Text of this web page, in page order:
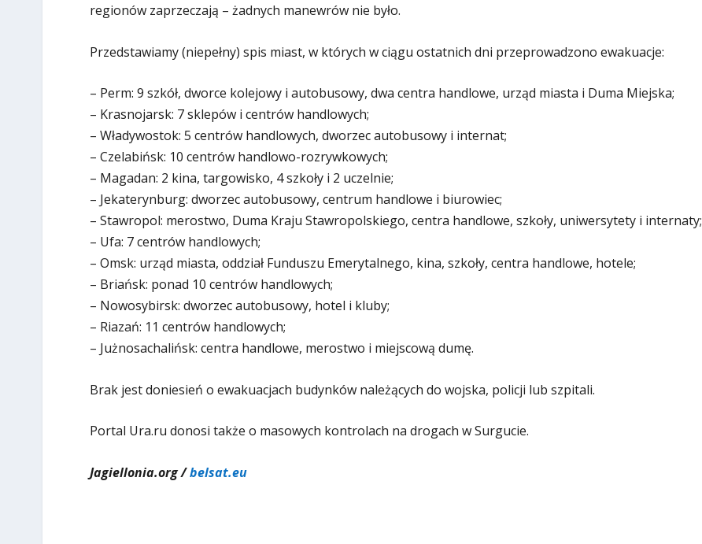
regionów zaprzeczają – żadnych manewrów nie było.
Przedstawiamy (niepełny) spis miast, w których w ciągu ostatnich dni przeprowadzono ewakuacje:
– Perm: 9 szkół, dworce kolejowy i autobusowy, dwa centra handlowe, urząd miasta i Duma Miejska;
– Krasnojarsk: 7 sklepów i centrów handlowych;
– Władywostok: 5 centrów handlowych, dworzec autobusowy i internat;
– Czelabińsk: 10 centrów handlowo-rozrywkowych;
– Magadan: 2 kina, targowisko, 4 szkoły i 2 uczelnie;
– Jekaterynburg: dworzec autobusowy, centrum handlowe i biurowiec;
– Stawropol: merostwo, Duma Kraju Stawropolskiego, centra handlowe, szkoły, uniwersytety i internaty;
– Ufa: 7 centrów handlowych;
– Omsk: urząd miasta, oddział Funduszu Emerytalnego, kina, szkoły, centra handlowe, hotele;
– Briańsk: ponad 10 centrów handlowych;
– Nowosybirsk: dworzec autobusowy, hotel i kluby;
– Riazań: 11 centrów handlowych;
– Jużnosachalińsk: centra handlowe, merostwo i miejscową dumę.
Brak jest doniesień o ewakuacjach budynków należących do wojska, policji lub szpitali.
Portal Ura.ru donosi także o masowych kontrolach na drogach w Surgucie.
Jagiellonia.org /belsat.eu